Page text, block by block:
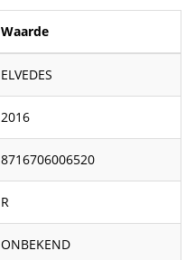
Waarde
ELVEDES
2016
8716706006520
R
ONBEKEND